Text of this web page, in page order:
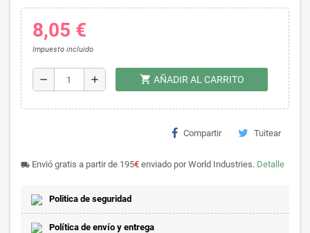
8,05 €
Impuesto incluido
remove add shopping_cart AÑADIR AL CARRITO
Compartir Tuitear
local_shipping Envió gratis a partir de 195€ enviado por World Industries. Detalle
Politica de seguridad
Política de envío y entrega